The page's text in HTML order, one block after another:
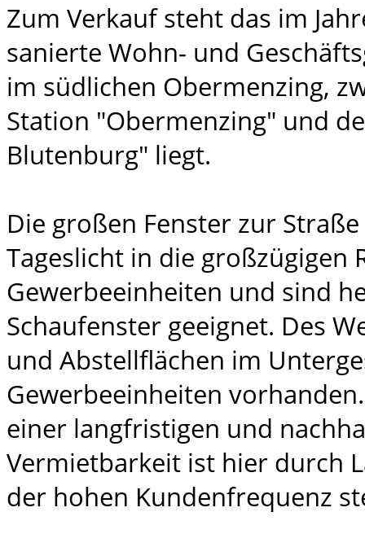
Zum Verkauf steht das im
sanierte Wohn- und
im südlichen Obermenzing,
Station "Obermenzing" und
Blutenburg" liegt.
Die großen Fenster zur
Tageslicht in die großzügigen
Gewerbeeinheiten und sind
Schaufenster geeignet. Des
und Abstellflächen im
Gewerbeeinheiten
einer langfristigen und
Vermietbarkeit ist hier durch
der hohen Kundenfrequenz